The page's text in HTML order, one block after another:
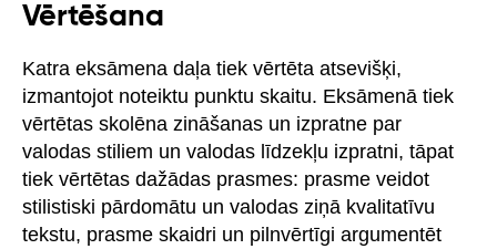
Vērtēšana
Katra eksāmena daļa tiek vērtēta atsevišķi,
izmantojot noteiktu punktu skaitu. Eksāmenā tiek
vērtētas skolēna zināšanas un izpratne par
valodas stiliem un valodas līdzekļu izpratni, tāpat
tiek vērtētas dažādas prasmes: prasme veidot
stilistiski pārdomātu un valodas ziņā kvalitatīvu
tekstu, prasme skaidri un pilnvērtīgi argumentēt